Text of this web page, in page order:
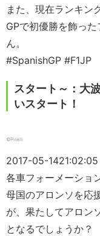
また、現在ランキン
GPで初優勝を飾っ
ん。
#SpanishGP #F1JP
スタート～：大
いスタート！
©Pirelli
2017-05-1421:02:05
各車フォーメーショ
母国のアロンソを応
が、果たしてアロン
となるでしょうか？